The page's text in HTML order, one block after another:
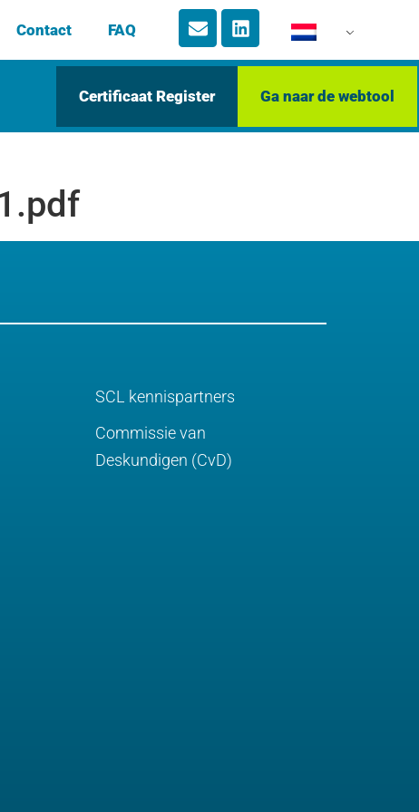
Contact FAQ
Certificaat Register Ga naar de webtool
SCL kennispartners
Commissie van
Deskundigen (CvD)